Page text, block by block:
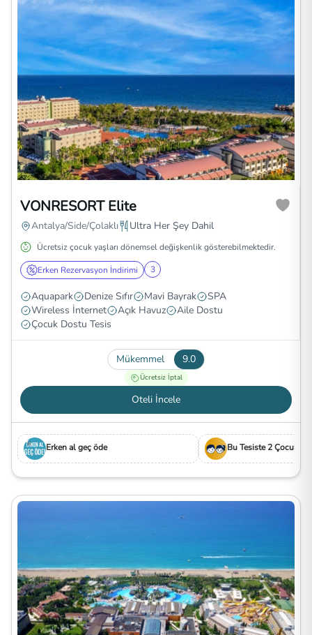
VONRESORT Elite
Antalya/Side/Çolaklı Ultra Her Şey Dahil
Ücretsiz çocuk yaşları dönemsel değişkenlik gösterebilmektedir.
Erken Rezervasyon İndirimi 3
Aquapark Denize Sıfır Mavi Bayrak
SPA
Wireless İnternet
Açık Havuz
Aile Dostu
Çocuk Dostu Tesis
Mükemmel 9.0
Ücretsiz İptal
Oteli İncele
Erken al geç öde Bu Tesiste 2 Çocuk